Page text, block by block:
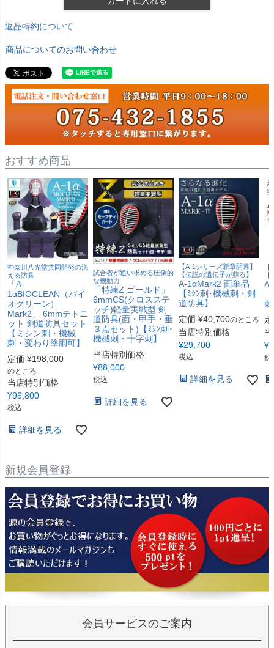
返品特約について
商品についてのお問い合わせ
おすすめ商品
神奈川八光堂共同開発の洗
える防具
「A-
1αBIOCLEAN（バイ
オクリーン）
Mark2」 6mmテトニ
ット 剣道防具セット
【ミシン刺・機械
刺・変わり塗胴可】
定価 ¥198,000
のところ
当店特別価格
¥96,800
税込
詳細を見る
試合者が追い求める圧倒的
な機動力
「特練Z ゴールド」
6mmCS(クロスステ
ッチ)軽量実戦型 剣
道防具(面・甲手・垂
３点セット)【ﾐｼﾝ刺･
機械刺・十字刺】
当店特別価格
¥88,000
税込
詳細を見る
【A-1シリーズ新章開幕】
【伝説の遺伝子が蘇る】
A-1αMark2 面単品
【ﾐｼﾝ刺･機械刺・剣
道防具】
定価 ¥40,700のところ
当店特別価格
¥29,700
税込
詳細を見る
¥
税
新規会員登録
会員サービスのご案内